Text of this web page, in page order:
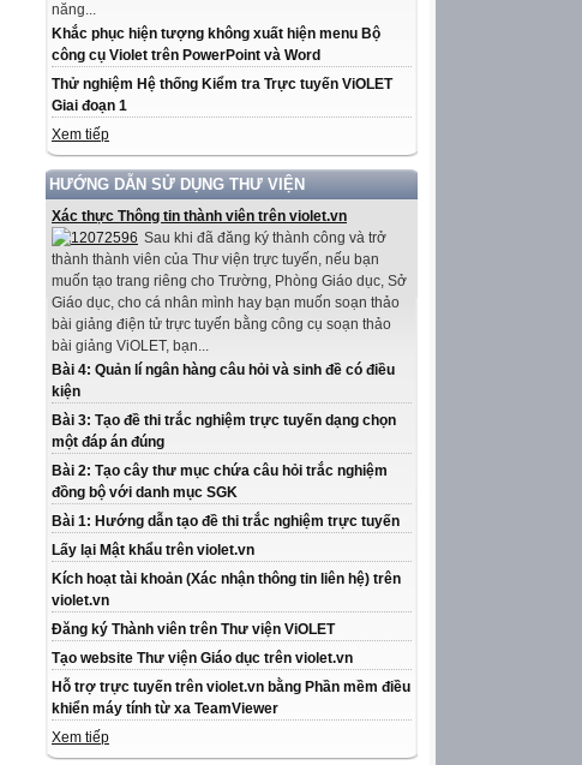
năng...
Khắc phục hiện tượng không xuất hiện menu Bộ
công cụ Violet trên PowerPoint và Word
Thử nghiệm Hệ thống Kiểm tra Trực tuyến ViOLET
Giai đoạn 1
Xem tiếp
HƯỚNG DẪN SỬ DỤNG THƯ VIỆN
Xác thực Thông tin thành viên trên violet.vn
Sau khi đã đăng ký thành công và trở
thành thành viên của Thư viện trực tuyến, nếu bạn
muốn tạo trang riêng cho Trường, Phòng Giáo dục, Sở
Giáo dục, cho cá nhân mình hay bạn muốn soạn thảo
bài giảng điện tử trực tuyến bằng công cụ soạn thảo
bài giảng ViOLET, bạn...
Bài 4: Quản lí ngân hàng câu hỏi và sinh đề có điều
kiện
Bài 3: Tạo đề thi trắc nghiệm trực tuyến dạng chọn
một đáp án đúng
Bài 2: Tạo cây thư mục chứa câu hỏi trắc nghiệm
đồng bộ với danh mục SGK
Bài 1: Hướng dẫn tạo đề thi trắc nghiệm trực tuyến
Lấy lại Mật khẩu trên violet.vn
Kích hoạt tài khoản (Xác nhận thông tin liên hệ) trên
violet.vn
Đăng ký Thành viên trên Thư viện ViOLET
Tạo website Thư viện Giáo dục trên violet.vn
Hỗ trợ trực tuyến trên violet.vn bằng Phần mềm điều
khiển máy tính từ xa TeamViewer
Xem tiếp